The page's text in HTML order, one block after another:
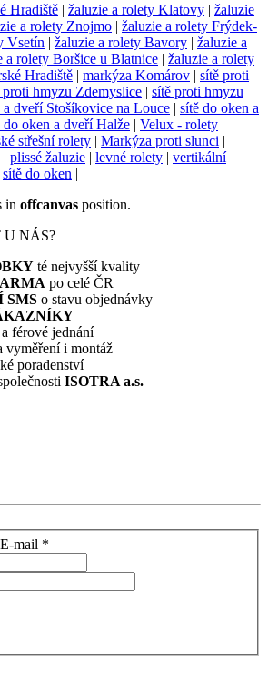
Hradiště | žaluzie a rolety Klatovy | žaluzie
a rolety Znojmo | žaluzie a rolety Frýdek-
Vsetín | žaluzie a rolety Bavory | žaluzie a
a rolety Boršice u Blatnice | žaluzie a rolety
Hradiště | markýza Komárov | sítě proti
proti hmyzu Zdemyslice | sítě proti hmyzu
a dveří Stošíkovice na Louce | sítě do oken a
do oken a dveří Halže | Velux - rolety |
střešní rolety | Markýza proti slunci |
| plissé žaluzie | levné rolety | vertikální
sítě do oken |
in offcanvas position.
U NÁS?
té nejvyšší kvality
po celé ČR
SMS o stavu objednávky
a férové jednání
vyměření i montáž
poradenství
ISOTRA a.s.
mail *